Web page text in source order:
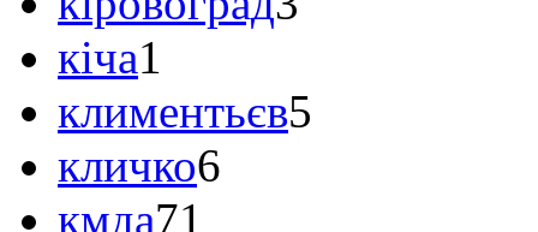
кіча1
климентьєв5
кличко6
кмда71